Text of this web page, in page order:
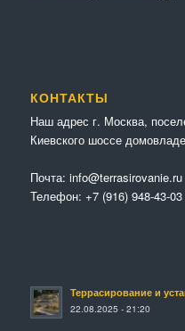
КОНТАКТЫ
Наш адрес г. Москва,
Киевского шоссе
Почта: info@terrasirovanie.ru
Телефон: +7 (916) 948-43-03
Террасирование и
22.08.2025 - 21:20